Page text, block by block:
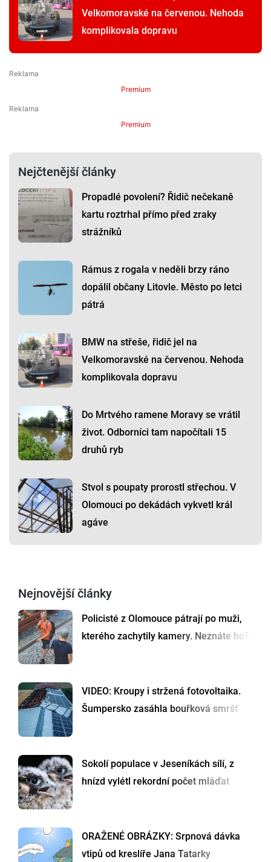
Velkomoravské na červenou. Nehoda
komplikovala dopravu
Premium
Premium
Nejčtenější články
Propadlé povolení? Řidič nečekaně
kartu roztrhal přímo před zraky
strážníků
Rámus z rogala v neděli brzy ráno
dopálil občany Litovle. Město po letci
pátrá
BMW na střeše, řidič jel na
Velkomoravské na červenou. Nehoda
komplikovala dopravu
Do Mrtvého ramene Moravy se vrátil
život. Odborníci tam napočítali 15
druhů ryb
Stvol s poupaty prorostl střechou. V
Olomouci po dekádách vykvetl král
agáve
Nejnovější články
Policisté z Olomouce pátrají po muži,
kterého zachytily kamery. Neznáte ho?
VIDEO: Kroupy i stržená fotovoltaika.
Šumpersko zasáhla bouřková smršť
Sokolí populace v Jeseníkách sílí, z
hnízd vylétl rekordní počet mláďat
ORAŽENÉ OBRÁZKY: Srpnová dávka
vtipů od kreslíře Jana Tatarky